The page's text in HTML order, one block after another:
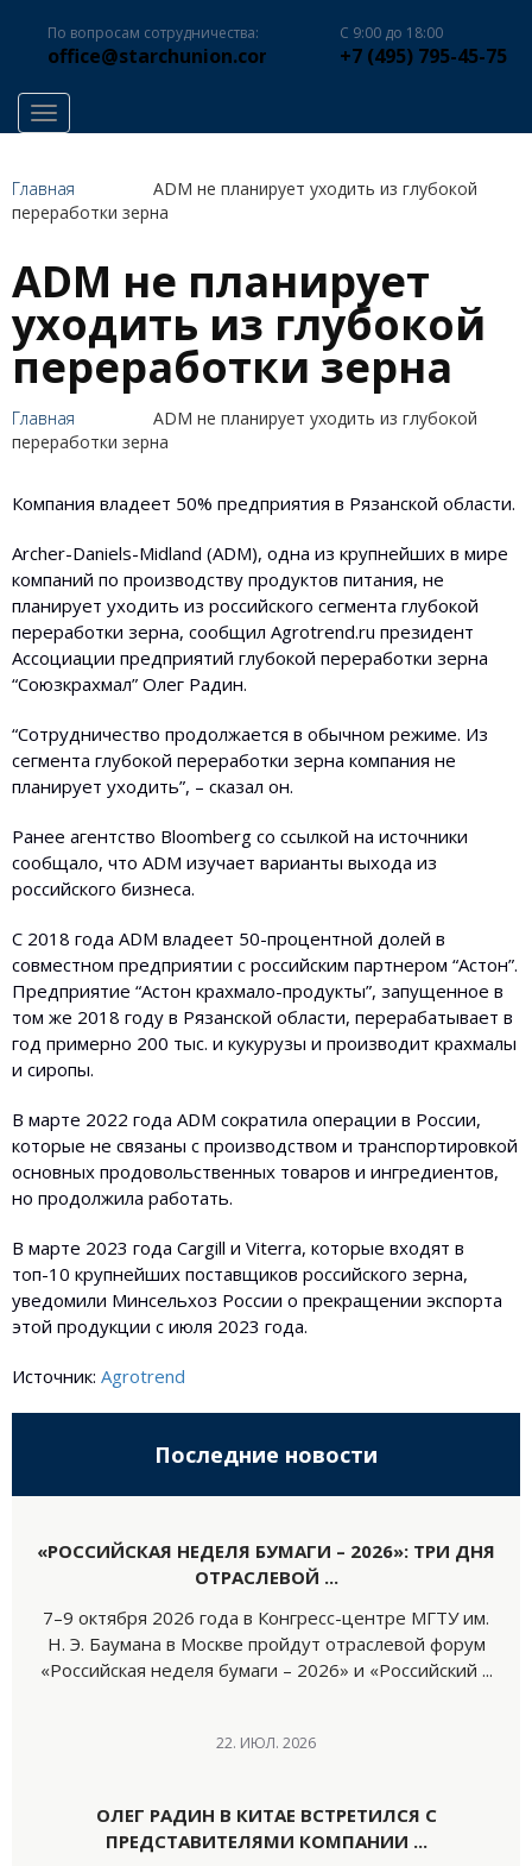
По вопросам сотрудничества:
office@starchunion.com
С 9:00 до 18:00
+7 (495) 795-45-75
Toggle navigation
Главная
ADM не планирует уходить из глубокой
переработки зерна
ADM не планирует
уходить из глубокой
переработки зерна
Главная
ADM не планирует уходить из глубокой
переработки зерна
Компания владеет 50% предприятия в Рязанской области.
Archer-Daniels-Midland (ADM), одна из крупнейших в мире
компаний по производству продуктов питания, не
планирует уходить из российского сегмента глубокой
переработки зерна, сообщил Agrotrend.ru президент
Ассоциации предприятий глубокой переработки зерна
“Союзкрахмал” Олег Радин.
“Сотрудничество продолжается в обычном режиме. Из
сегмента глубокой переработки зерна компания не
планирует уходить”, – сказал он.
Ранее агентство Bloomberg со ссылкой на источники
сообщало, что ADM изучает варианты выхода из
российского бизнеса.
С 2018 года ADM владеет 50-процентной долей в
совместном предприятии с российским партнером “Астон”.
Предприятие “Астон крахмало-продукты”, запущенное в
том же 2018 году в Рязанской области, перерабатывает в
год примерно 200 тыс. и кукурузы и производит крахмалы
и сиропы.
В марте 2022 года ADM сократила операции в России,
которые не связаны с производством и транспортировкой
основных продовольственных товаров и ингредиентов,
но продолжила работать.
В марте 2023 года Cargill и Viterra, которые входят в
топ-10 крупнейших поставщиков российского зерна,
уведомили Минсельхоз России о прекращении экспорта
этой продукции с июля 2023 года.
Источник: Agrotrend
Последние новости
«РОССИЙСКАЯ НЕДЕЛЯ БУМАГИ – 2026»: ТРИ ДНЯ
ОТРАСЛЕВОЙ ...
7–9 октября 2026 года в Конгресс-центре МГТУ им.
Н. Э. Баумана в Москве пройдут отраслевой форум
«Российская неделя бумаги – 2026» и «Российский ...
22. ИЮЛ. 2026
ОЛЕГ РАДИН В КИТАЕ ВСТРЕТИЛСЯ С
ПРЕДСТАВИТЕЛЯМИ КОМПАНИИ ...